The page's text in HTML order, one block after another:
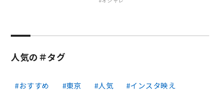
人気の＃タグ
おすすめ 東京 人気
インスタ映え